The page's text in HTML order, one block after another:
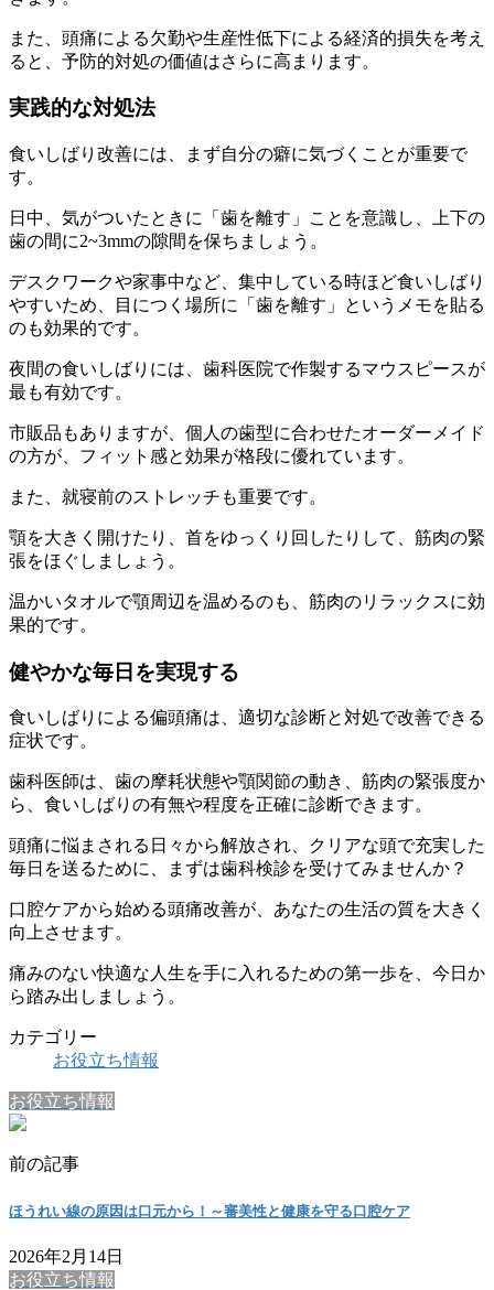
また、頭痛による欠勤や生産性低下による経済的損失を考え
ると、予防的対処の価値はさらに高まります。
実践的な対処法
食いしばり改善には、まず自分の癖に気づくことが重要で
す。
日中、気がついたときに「歯を離す」ことを意識し、上下の
歯の間に2~3mmの隙間を保ちましょう。
デスクワークや家事中など、集中している時ほど食いしばり
やすいため、目につく場所に「歯を離す」というメモを貼る
のも効果的です。
夜間の食いしばりには、歯科医院で作製するマウスピースが
最も有効です。
市販品もありますが、個人の歯型に合わせたオーダーメイド
の方が、フィット感と効果が格段に優れています。
また、就寝前のストレッチも重要です。
顎を大きく開けたり、首をゆっくり回したりして、筋肉の緊
張をほぐしましょう。
温かいタオルで顎周辺を温めるのも、筋肉のリラックスに効
果的です。
健やかな毎日を実現する
食いしばりによる偏頭痛は、適切な診断と対処で改善できる
症状です。
歯科医師は、歯の摩耗状態や顎関節の動き、筋肉の緊張度か
ら、食いしばりの有無や程度を正確に診断できます。
頭痛に悩まされる日々から解放され、クリアな頭で充実した
毎日を送るために、まずは歯科検診を受けてみませんか？
口腔ケアから始める頭痛改善が、あなたの生活の質を大きく
向上させます。
痛みのない快適な人生を手に入れるための第一歩を、今日か
ら踏み出しましょう。
カテゴリー
お役立ち情報
お役立ち情報
前の記事
ほうれい線の原因は口元から！～審美性と健康を守る口腔ケア
2026年2月14日
お役立ち情報